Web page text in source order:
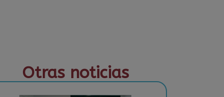
Otras noticias